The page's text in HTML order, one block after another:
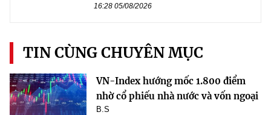
16:28 05/08/2026
TIN CÙNG CHUYÊN MỤC
VN-Index hướng mốc 1.800 điểm
nhờ cổ phiếu nhà nước và vốn ngoại
B.S